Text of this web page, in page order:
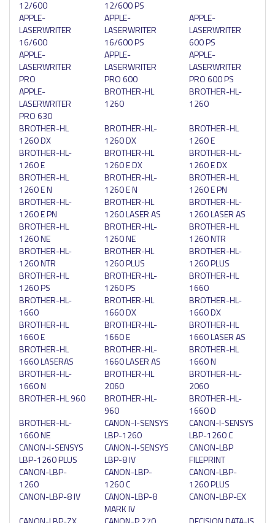
12/600
12/600 PS
APPLE-
LASERWRITER
16/600
APPLE-
LASERWRITER
16/600 PS
APPLE-
LASERWRITER
600 PS
APPLE-
LASERWRITER
PRO
APPLE-
LASERWRITER
PRO 600
APPLE-
LASERWRITER
PRO 600 PS
APPLE-
LASERWRITER
PRO 630
BROTHER-HL
1260
BROTHER-HL-
1260
BROTHER-HL
1260 DX
BROTHER-HL-
1260 DX
BROTHER-HL
1260 E
BROTHER-HL-
1260 E
BROTHER-HL
1260 E DX
BROTHER-HL-
1260 E DX
BROTHER-HL
1260 E N
BROTHER-HL-
1260 E N
BROTHER-HL
1260 E PN
BROTHER-HL-
1260 E PN
BROTHER-HL
1260 LASER AS
BROTHER-HL-
1260 LASER AS
BROTHER-HL
1260 NE
BROTHER-HL-
1260 NE
BROTHER-HL
1260 NTR
BROTHER-HL-
1260 NTR
BROTHER-HL
1260 PLUS
BROTHER-HL-
1260 PLUS
BROTHER-HL
1260 PS
BROTHER-HL-
1260 PS
BROTHER-HL
1660
BROTHER-HL-
1660
BROTHER-HL
1660 DX
BROTHER-HL-
1660 DX
BROTHER-HL
1660 E
BROTHER-HL-
1660 E
BROTHER-HL
1660 LASER AS
BROTHER-HL
1660 LASERAS
BROTHER-HL-
1660 LASER AS
BROTHER-HL
1660 N
BROTHER-HL-
1660 N
BROTHER-HL
2060
BROTHER-HL-
2060
BROTHER-HL 960
BROTHER-HL-
960
BROTHER-HL-
1660 D
BROTHER-HL-
1660 NE
CANON-I-SENSYS
LBP-1260
CANON-I-SENSYS
LBP-1260 C
CANON-I-SENSYS
LBP-1260 PLUS
CANON-I-SENSYS
LBP-8 IV
CANON-LBP
FILEPRINT
CANON-LBP-
1260
CANON-LBP-
1260 C
CANON-LBP-
1260 PLUS
CANON-LBP-8 IV
CANON-LBP-8
MARK IV
CANON-LBP-EX